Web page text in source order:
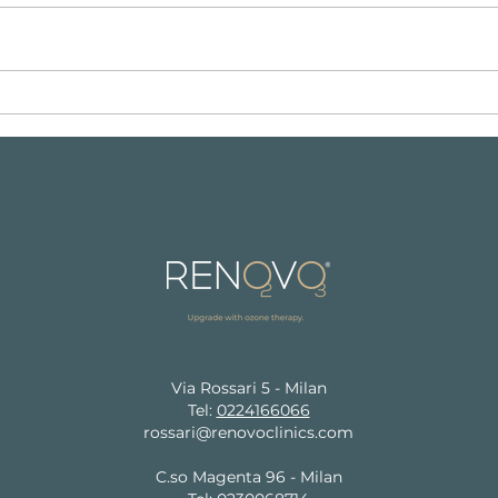
Via Rossari 5 - Milan
Tel: 0224166066
rossari@renovoclinics.com
C.so Magenta 96 - Milan